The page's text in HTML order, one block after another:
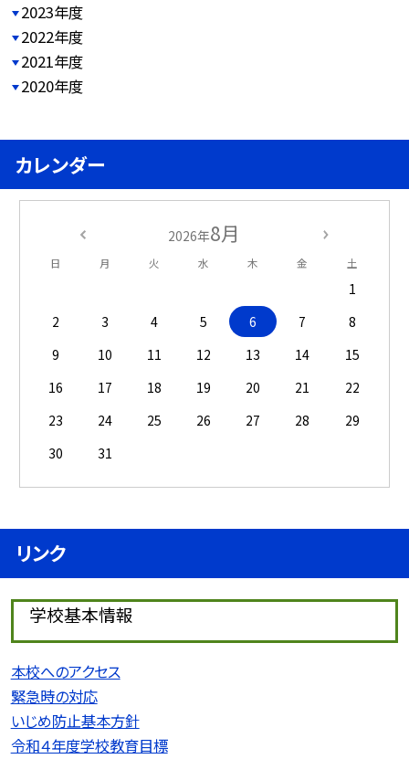
2023年度
2022年度
2021年度
2020年度
カレンダー
2026年8月
日 月 火 水 木 金 土
1
2
3 4 5 6 7
8
9
10 11 12 13 14
15
16
17 18 19 20 21
22
23
24 25 26 27 28
29
30
31
リンク
学校基本情報
本校へのアクセス
緊急時の対応
いじめ防止基本方針
令和４年度学校教育目標